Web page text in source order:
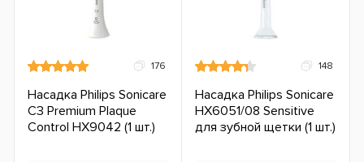
176
Насадка Philips Sonicare
C3 Premium Plaque
Control HX9042 (1 шт.)
148
Насадка Philips Sonicare
HX6051/08 Sensitive
для зубной щетки (1 шт.)